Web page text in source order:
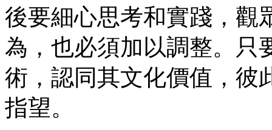
後要細心思考和實踐，觀
為，也必須加以調整。只
術，認同其文化價值，彼
指望。